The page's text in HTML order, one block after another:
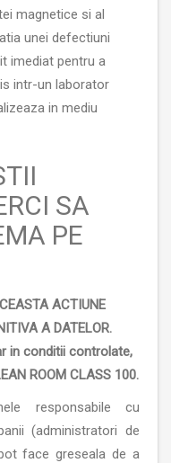
magnetice si al
unei defectiuni
imediat pentru a
intr-un laborator
in mediu
SA
PE
ACTIUNE
A DATELOR.
in conditii controlate,
ROOM CLASS 100.
responsabile cu
(administratori de
face greseala de a